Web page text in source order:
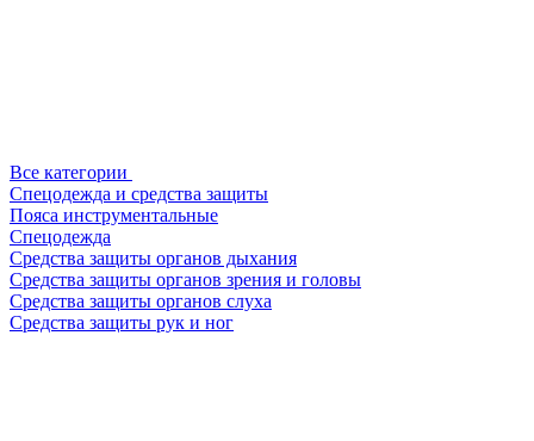
Все категории
Спецодежда и средства защиты
Пояса инструментальные
Спецодежда
Средства защиты органов дыхания
Средства защиты органов зрения и головы
Средства защиты органов слуха
Средства защиты рук и ног